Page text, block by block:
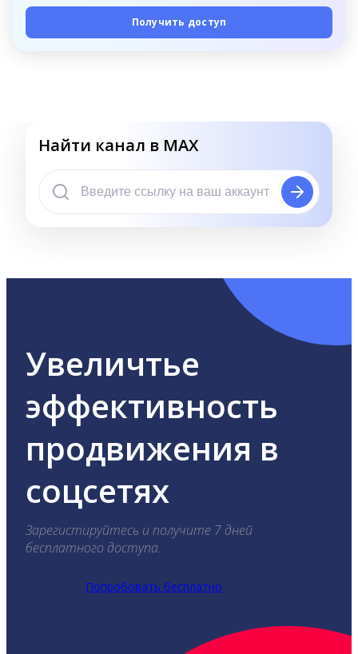
Получить доступ
Найти канал в MAX
Увеличтье
эффективность
продвижения в
соцсетях
Зарегистируйтесь и получите 7 дней
бесплатного доступа.
Попробовать бесплатно